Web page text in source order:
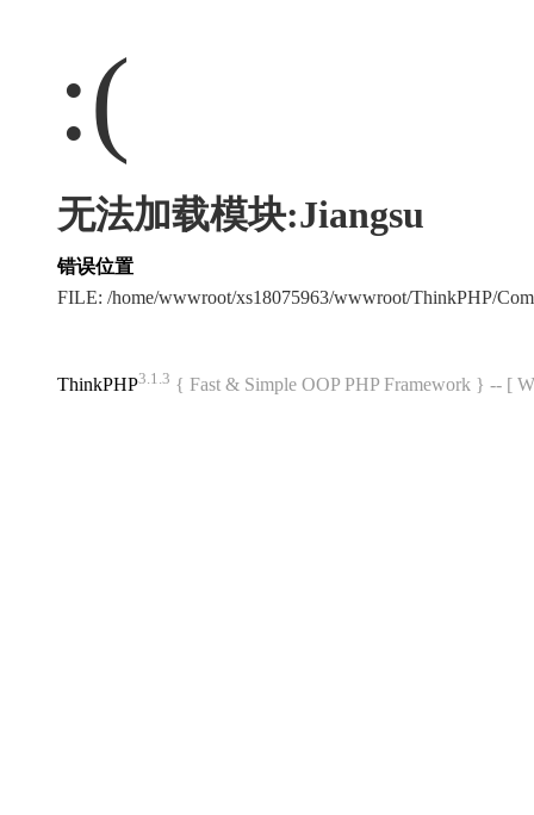
:(
无法加载模块:Jiangsu
错误位置
FILE: /home/wwwroot/xs18075963/wwwroot/ThinkPHP/
ThinkPHP3.1.3 { Fast & Simple OOP PHP Framework } -- [